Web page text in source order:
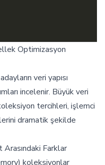
Optimizasyon
veri yapısı
incelenir. Büyük veri
tercihleri, işlemci
dramatik şekilde
Farklar
koleksiyonlar